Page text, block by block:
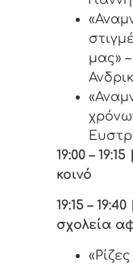
μας»
19:00 –
κοινό
19:15 –
σχολεία